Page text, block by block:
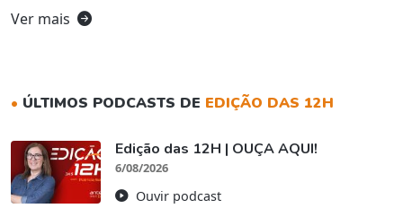
Ver mais
• ÚLTIMOS PODCASTS DE EDIÇÃO DAS 12H
Edição das 12H | OUÇA AQUI!
6/08/2026
Ouvir podcast